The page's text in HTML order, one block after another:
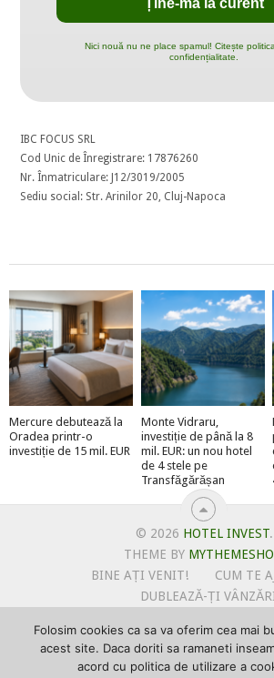
Nici nouă nu ne place spamul! Citește
confidențialitate.
IBC FOCUS SRL
Cod Unic de Înregistrare: 17876260
Nr. Înmatriculare: J12/3019/2005
Sediu social: Str. Arinilor 20, Cluj-Napoca
Mercure debutează la
Oradea printr-o
investiție de 15 mil. EUR
Monte Vidraru,
investiție de până la 8
mil. EUR: un nou hotel
de 4 stele pe
Transfăgărășan
© 2026 HOTEL INVEST.
THEME BY
BINE AȚI VENIT!
CUM TE
DUBLEAZĂ-ȚI
POLITICA DE UTILIZARE
PRIMEȘTI GRATUIT MEGA-
Folosim cookies ca sa va oferim cea mai
acest site. Daca doriti sa ramaneti
acord cu politica de utilizare a